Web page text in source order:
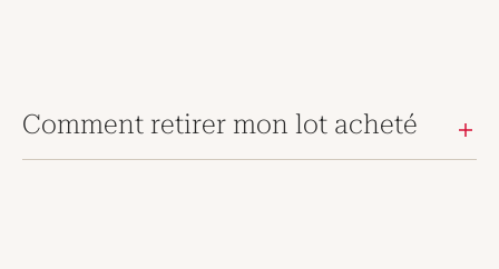
Comment retirer mon lot acheté